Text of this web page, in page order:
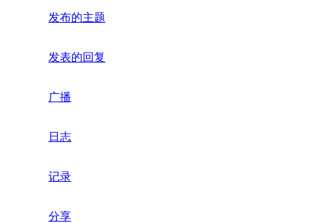
发布的主题
发表的回复
广播
日志
记录
分享